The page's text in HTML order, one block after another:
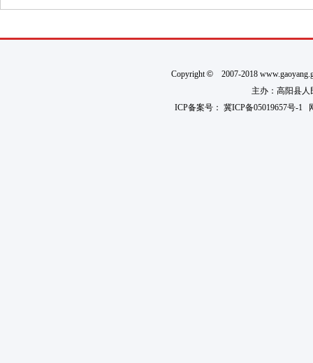
Copyright©2007-2018
主办：高阳县人
ICP备案号： 冀ICP备05019657号-1网